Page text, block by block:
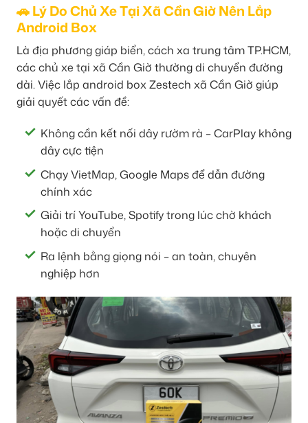
🚗 Lý Do Chủ Xe Tại Xã Cần Giờ Nên Lắp
Android Box
Là địa phương giáp biển, cách xa trung tâm TP.HCM,
các chủ xe tại xã Cần Giờ thường di chuyển đường
dài. Việc lắp android box Zestech xã Cần Giờ giúp
giải quyết các vấn đề:
Không cần kết nối dây rườm rà – CarPlay không
dây cực tiện
Chạy VietMap, Google Maps để dẫn đường
chính xác
Giải trí YouTube, Spotify trong lúc chờ khách
hoặc di chuyển
Ra lệnh bằng giọng nói – an toàn, chuyên
nghiệp hơn